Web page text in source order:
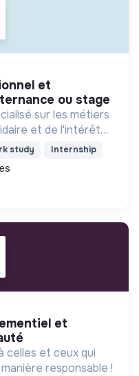
ou stage
sur les métiers
et de l'intérêt
study Internship
celles et ceux qui
responsable !